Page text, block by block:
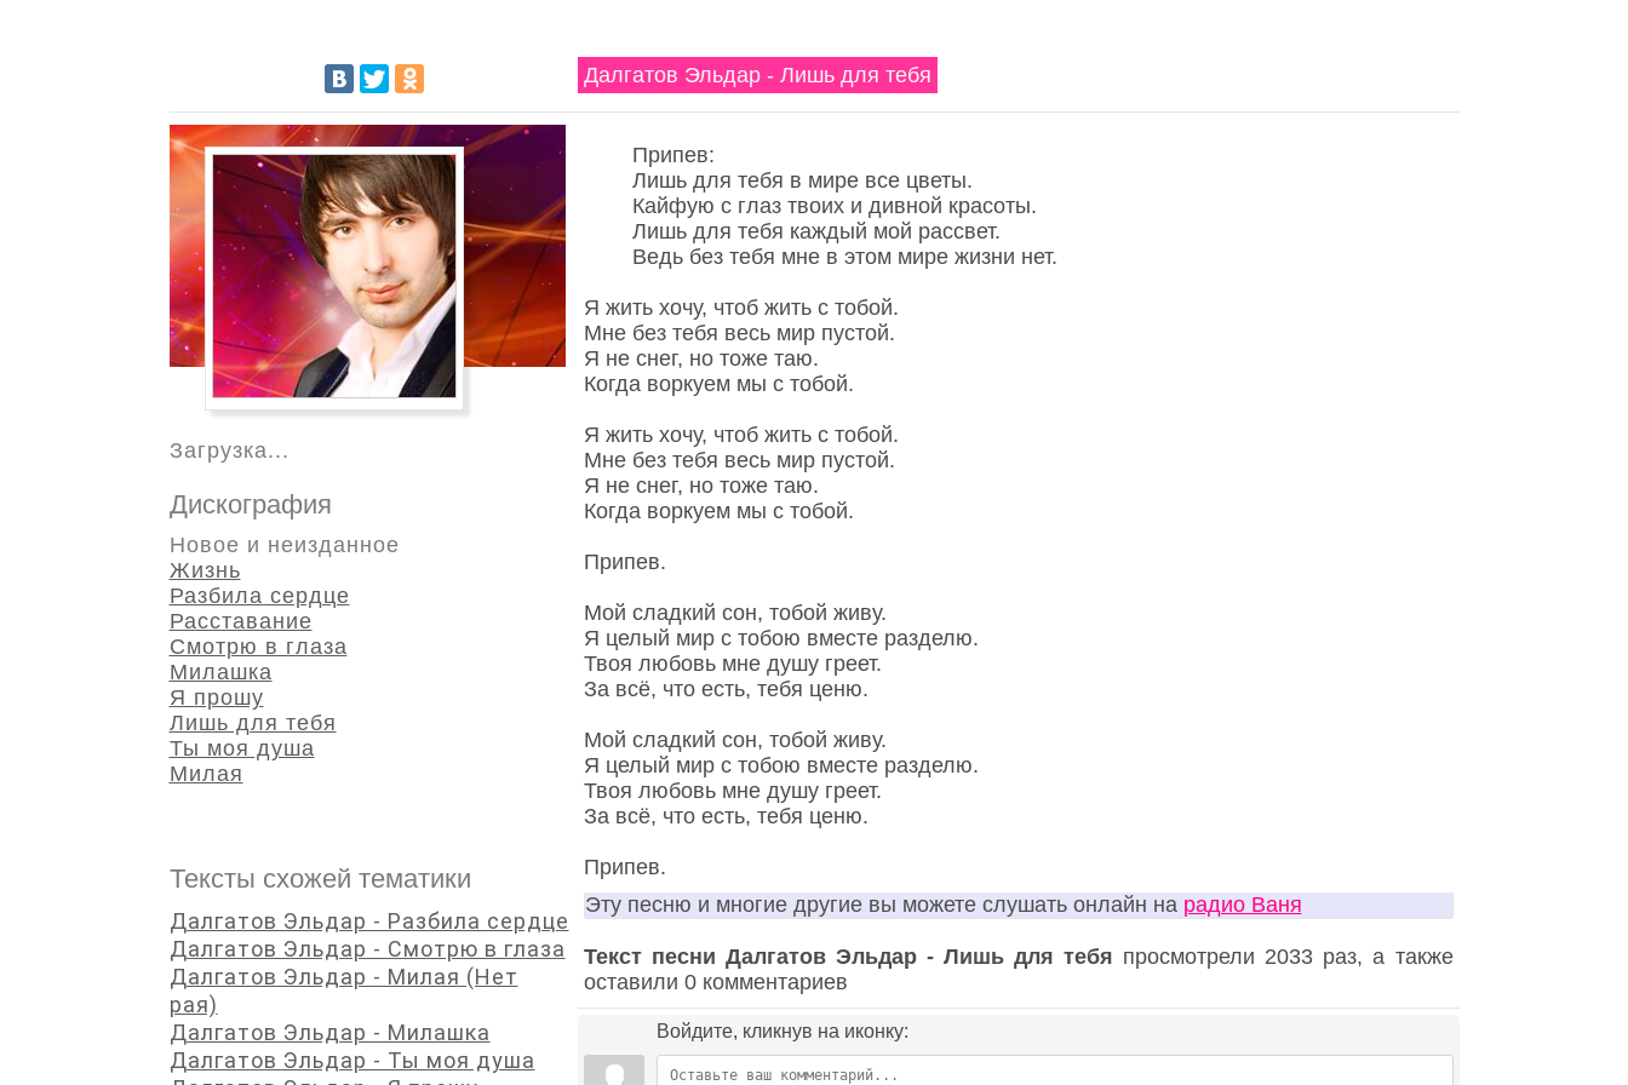
Далгатов Эльдар - Лишь для тебя
Припев:
Лишь для тебя в мире все цветы.
Кайфую с глаз твоих и дивной красоты.
Лишь для тебя каждый мой рассвет.
Ведь без тебя мне в этом мире жизни нет.
Я жить хочу, чтоб жить с тобой.
Мне без тебя весь мир пустой.
Я не снег, но тоже таю.
Когда воркуем мы с тобой.
Я жить хочу, чтоб жить с тобой.
Мне без тебя весь мир пустой.
Я не снег, но тоже таю.
Когда воркуем мы с тобой.
Припев.
Мой сладкий сон, тобой живу.
Я целый мир с тобою вместе разделю.
Твоя любовь мне душу греет.
За всё, что есть, тебя ценю.
Мой сладкий сон, тобой живу.
Я целый мир с тобою вместе разделю.
Твоя любовь мне душу греет.
За всё, что есть, тебя ценю.
Припев.
Эту песню и многие другие вы можете слушать онлайн на радио Ваня
Текст песни Далгатов Эльдар - Лишь для тебя просмотрели 2033 раз, а также
оставили 0 комментариев
Войдите, кликнув на иконку:
Загрузка...
Дискография
Новое и неизданное
Жизнь
Разбила сердце
Расставание
Смотрю в глаза
Милашка
Я прошу
Лишь для тебя
Ты моя душа
Милая
Тексты схожей тематики
Далгатов Эльдар - Разбила сердце
Далгатов Эльдар - Смотрю в глаза
Далгатов Эльдар - Милая (Нет
рая)
Далгатов Эльдар - Милашка
Далгатов Эльдар - Ты моя душа